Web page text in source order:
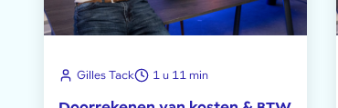
Gilles Tack 1 u 11 min